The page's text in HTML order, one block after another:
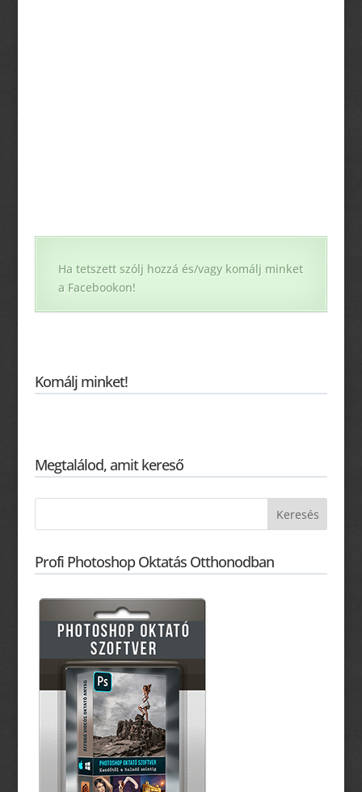
Ha tetszett szólj hozzá és/vagy komálj minket
a Facebookon!
Komálj minket!
Megtalálod, amit kereső
Profi Photoshop Oktatás Otthonodban